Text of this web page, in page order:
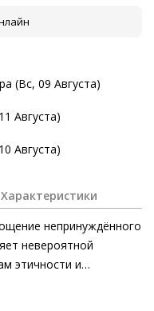
будем
(Вс, 09 Августа)
Августа)
Августа)
Характеристики
непринуждённого
невероятной
этичности и
кожа
модель